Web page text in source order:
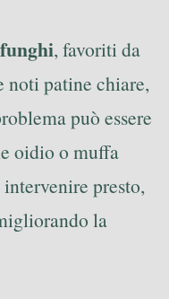
funghi, favoriti da
noti patine chiare,
può essere
oidio o muffa
presto,
la